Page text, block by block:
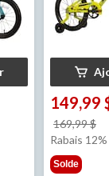
149,99
169,99 $
Rabais 12%
Solde